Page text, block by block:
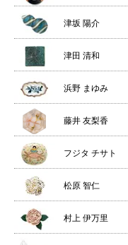
津坂 陽介
津田 清和
浜野 まゆみ
藤井 友梨香
フジタ チサト
松原 智仁
村上 伊万里